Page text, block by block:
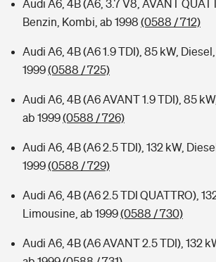
Audi A6, 4B (A6, 3.7 V8, AVANT
Benzin, Kombi, ab 1998 (0588 / 712)
Audi A6, 4B (A6 1.9 TDI), 85 kW,
1999(0588 / 725)
Audi A6, 4B (A6 AVANT 1.9 TDI), 85
ab 1999(0588 / 726)
Audi A6, 4B (A6 2.5 TDI), 132 kW,
1999(0588 / 729)
Audi A6, 4B (A6 2.5 TDI QUATTRO),
Limousine, ab 1999(0588 / 730)
Audi A6, 4B (A6 AVANT 2.5 TDI), 132